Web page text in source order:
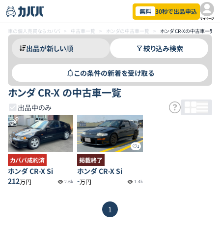
無料 30秒で出品申込
マイページ
車の個人売買ならカババ > 中古車一覧 > ホンダの中古車一覧 > ホンダ CR-Xの中古車一覧
絞り込み検索
この条件の新着を受け取る
ホンダ CR-X の中古車一覧
出品中のみ
SOLD
カババ成約済
ホンダ CR-X Si
212万円 2.6k
1
掲載終了
ホンダ CR-X Si
-万円 1.4k
1